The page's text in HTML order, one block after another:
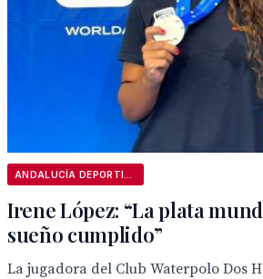
Irene López: “La plata
sueño cumplido”
La jugadora del Club Waterpolo Dos